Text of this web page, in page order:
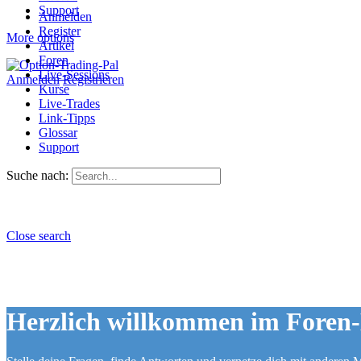
Support
More options
Anmelden Registrieren
Anmelden
Register
Artikel
Foren
Live-Sessions
Kurse
Live-Trades
Link-Tipps
Glossar
Support
Suche nach:
Close search
Herzlich willkommen im